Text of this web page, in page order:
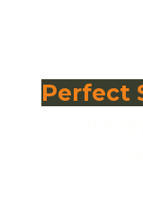
Perfect